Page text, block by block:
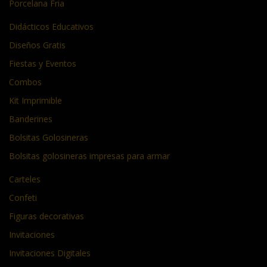
Porcelana Fria
Didácticos Educativos
Diseños Gratis
Fiestas y Eventos
Combos
Kit Imprimible
Banderines
Bolsitas Golosineras
Bolsitas golosineras impresas para armar
Carteles
Confeti
Figuras decorativas
Invitaciones
Invitaciones Digitales